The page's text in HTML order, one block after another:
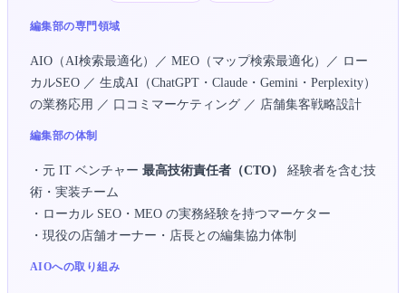
編集部の専門領域
AIO（AI検索最適化）／ MEO（マップ検索最適化）／ ロー
カルSEO ／ 生成AI（ChatGPT・Claude・Gemini・Perplexity）
の業務応用 ／ 口コミマーケティング ／ 店舗集客戦略設計
編集部の体制
・元 IT ベンチャー 最高技術責任者（CTO）
経験者を含む技
術・実装チーム
・ローカル SEO・MEO の実務経験を持つマーケター
・現役の店舗オーナー・店長との編集協力体制
AIOへの取り組み